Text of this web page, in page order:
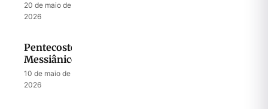
Sodoma
Mistério
do
20 de maio de
2026
Pentecostes
Messiânico
10 de maio de
2026